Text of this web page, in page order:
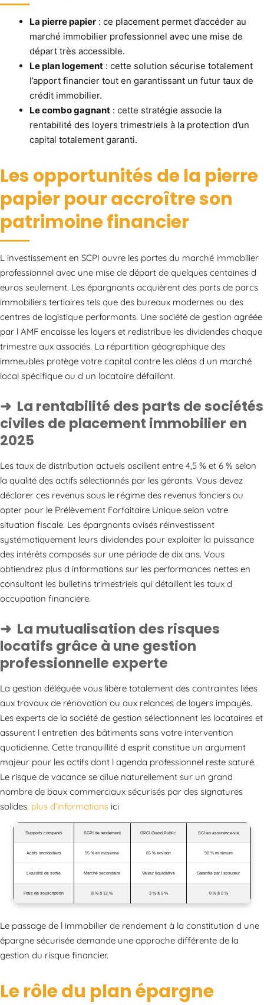
La pierre papier : ce placement permet d’accéder au
marché immobilier professionnel avec une mise de
départ très accessible.
Le plan logement : cette solution sécurise totalement
l’apport financier tout en garantissant un futur taux de
crédit immobilier.
Le combo gagnant : cette stratégie associe la
rentabilité des loyers trimestriels à la protection d’un
capital totalement garanti.
Les opportunités de la pierre
papier pour accroître son
patrimoine financier
L investissement en SCPI ouvre les portes du marché immobilier
professionnel avec une mise de départ de quelques centaines d
euros seulement. Les épargnants acquièrent des parts de parcs
immobiliers tertiaires tels que des bureaux modernes ou des
centres de logistique performants. Une société de gestion agréée
par l AMF encaisse les loyers et redistribue les dividendes chaque
trimestre aux associés. La répartition géographique des
immeubles protège votre capital contre les aléas d un marché
local spécifique ou d un locataire défaillant.
La rentabilité des parts de sociétés
civiles de placement immobilier en
2025
Les taux de distribution actuels oscillent entre 4,5 % et 6 % selon
la qualité des actifs sélectionnés par les gérants. Vous devez
déclarer ces revenus sous le régime des revenus fonciers ou
opter pour le Prélèvement Forfaitaire Unique selon votre
situation fiscale. Les épargnants avisés réinvestissent
systématiquement leurs dividendes pour exploiter la puissance
des intérêts composés sur une période de dix ans. Vous
obtiendrez plus d informations sur les performances nettes en
consultant les bulletins trimestriels qui détaillent les taux d
occupation financière.
La mutualisation des risques
locatifs grâce à une gestion
professionnelle experte
La gestion déléguée vous libère totalement des contraintes liées
aux travaux de rénovation ou aux relances de loyers impayés.
Les experts de la société de gestion sélectionnent les locataires et
assurent l entretien des bâtiments sans votre intervention
quotidienne. Cette tranquillité d esprit constitue un argument
majeur pour les actifs dont l agenda professionnel reste saturé.
Le risque de vacance se dilue naturellement sur un grand
nombre de baux commerciaux sécurisés par des signatures
solides. plus d’informations ici
Supports comparés SCPI de rendement OPCI Grand Public SCI en assurance-vie
Actifs immobiliers 95 % en moyenne 65 % environ 90 % minimum
Liquidité de sortie Marché secondaire Valeur liquidative Garantie par l assureur
Frais de souscription 8 % à 12 % 3 % à 5 % 0 % à 2 %
Le passage de l immobilier de rendement à la constitution d une
épargne sécurisée demande une approche différente de la
gestion du risque financier.
Le rôle du plan épargne